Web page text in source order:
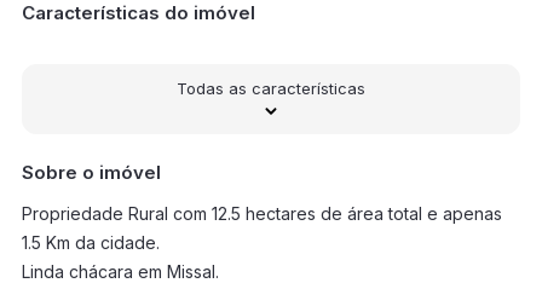
Características do imóvel
Todas as características
Sobre o imóvel
Propriedade Rural com 12.5 hectares de área total e apenas
1.5 Km da cidade.
Linda chácara em Missal.